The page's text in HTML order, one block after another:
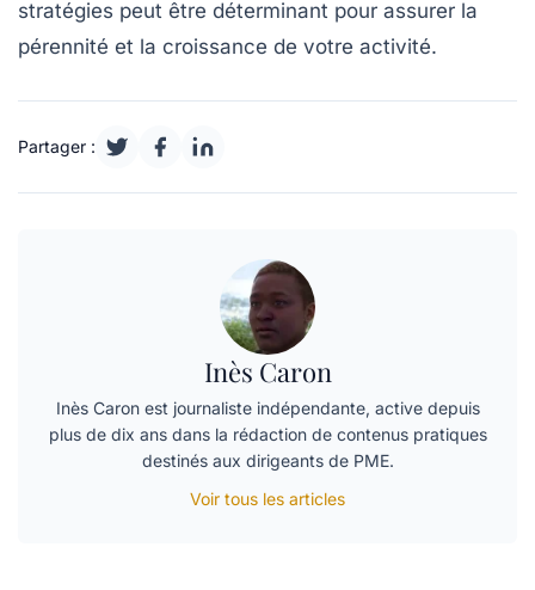
stratégies peut être déterminant pour assurer la
pérennité et la croissance de votre activité.
Partager :
Inès Caron
Inès Caron est journaliste indépendante, active depuis
plus de dix ans dans la rédaction de contenus pratiques
destinés aux dirigeants de PME.
Voir tous les articles